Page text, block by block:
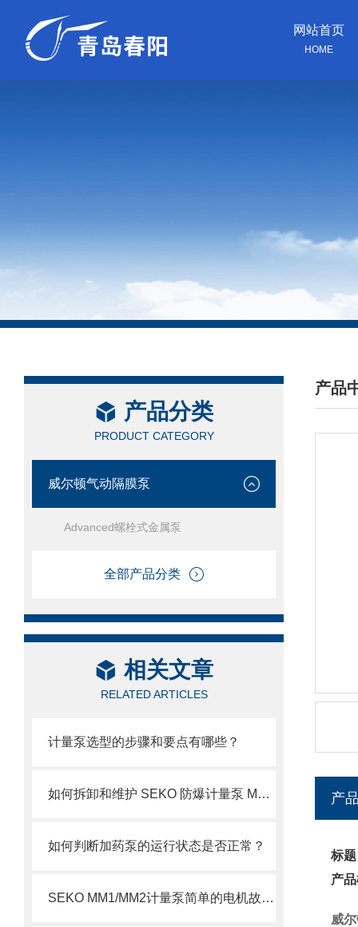
网站首页
HOME
产品分类
PRODUCT CATEGORY
威尔顿气动隔膜泵
Advanced螺栓式金属泵
全部产品分类
相关文章
RELATED ARTICLES
计量泵选型的步骤和要点有哪些？
如何拆卸和维护 SEKO 防爆计量泵 MS1 系列？
如何判断加药泵的运行状态是否正常？
SEKO MM1/MM2计量泵简单的电机故障排除方法
产品
/
产
标
产
威